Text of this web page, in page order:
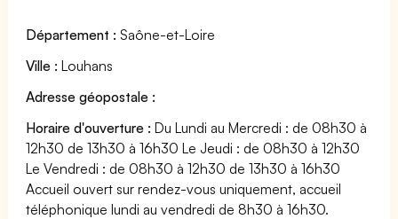
Département : Saône-et-Loire
Ville : Louhans
Adresse géopostale :
Horaire d'ouverture : Du Lundi au Mercredi : de 08h30 à
12h30 de 13h30 à 16h30 Le Jeudi : de 08h30 à 12h30
Le Vendredi : de 08h30 à 12h30 de 13h30 à 16h30
Accueil ouvert sur rendez-vous uniquement, accueil
téléphonique lundi au vendredi de 8h30 à 16h30.